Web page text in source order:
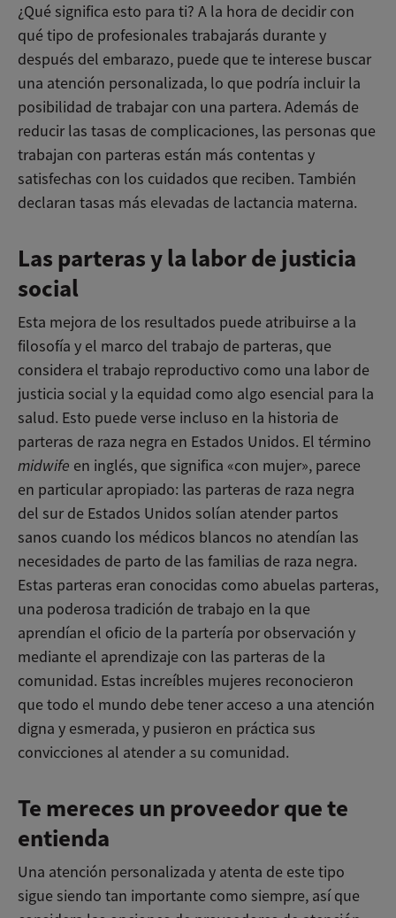
¿Qué significa esto para ti? A la hora de decidir con
qué tipo de profesionales trabajarás durante y
después del embarazo, puede que te interese buscar
una atención personalizada, lo que podría incluir la
posibilidad de trabajar con una partera. Además de
reducir las tasas de complicaciones, las personas que
trabajan con parteras están más contentas y
satisfechas con los cuidados que reciben. También
declaran tasas más elevadas de lactancia materna.
Las parteras y la labor de justicia
social
Esta mejora de los resultados puede atribuirse a la
filosofía y el marco del trabajo de parteras, que
considera el trabajo reproductivo como una labor de
justicia social y la equidad como algo esencial para la
salud. Esto puede verse incluso en la historia de
parteras de raza negra en Estados Unidos. El término
midwife en inglés, que significa «con mujer», parece
en particular apropiado: las parteras de raza negra
del sur de Estados Unidos solían atender partos
sanos cuando los médicos blancos no atendían las
necesidades de parto de las familias de raza negra.
Estas parteras eran conocidas como abuelas parteras,
una poderosa tradición de trabajo en la que
aprendían el oficio de la partería por observación y
mediante el aprendizaje con las parteras de la
comunidad. Estas increíbles mujeres reconocieron
que todo el mundo debe tener acceso a una atención
digna y esmerada, y pusieron en práctica sus
convicciones al atender a su comunidad.
Te mereces un proveedor que te
entienda
Una atención personalizada y atenta de este tipo
sigue siendo tan importante como siempre, así que